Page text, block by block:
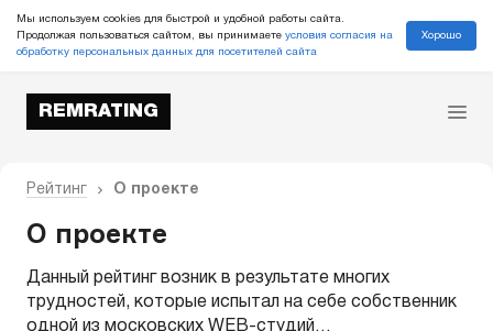
Мы используем cookies для быстрой и удобной работы сайта.
Продолжая пользоваться сайтом, вы принимаете условия согласия на
обработку персональных данных для посетителей сайта
Хорошо
REMRATING
Рейтинг О проекте
О проекте
Данный рейтинг возник в результате многих
трудностей, которые испытал на себе собственник
одной из московских WEB-студий…